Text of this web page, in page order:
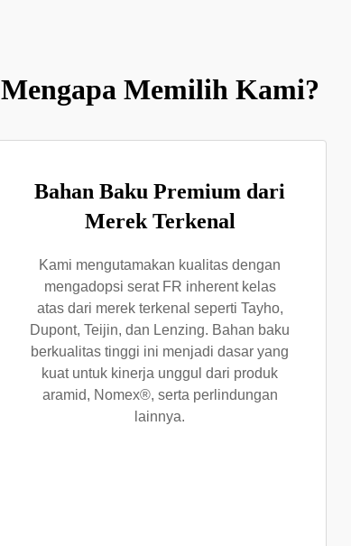
Mengapa Memilih Kami?
Bahan Baku Premium dari
Merek Terkenal
Kami mengutamakan kualitas dengan
mengadopsi serat FR inherent kelas
atas dari merek terkenal seperti Tayho,
Dupont, Teijin, dan Lenzing. Bahan baku
berkualitas tinggi ini menjadi dasar yang
kuat untuk kinerja unggul dari produk
aramid, Nomex®, serta perlindungan
lainnya.